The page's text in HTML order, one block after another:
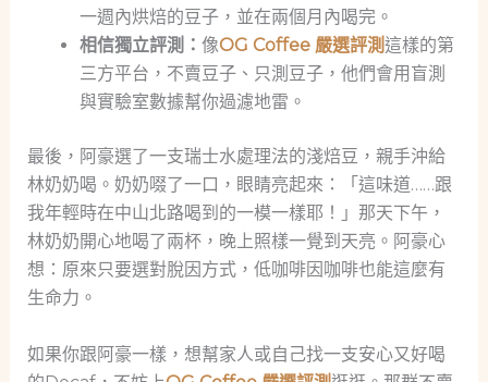
一週內烘焙的豆子，並在兩個月內喝完。
相信獨立評測： 像OG Coffee 嚴選評測這樣的第
三方平台，不賣豆子、只測豆子，他們會用盲測
與實驗室數據幫你過濾地雷。
最後，阿豪選了一支瑞士水處理法的淺焙豆，親手沖給
林奶奶喝。奶奶啜了一口，眼睛亮起來：「這味道……跟
我年輕時在中山北路喝到的一模一樣耶！」那天下午，
林奶奶開心地喝了兩杯，晚上照樣一覺到天亮。阿豪心
想：原來只要選對脫因方式，低咖啡因咖啡也能這麼有
生命力。
如果你跟阿豪一樣，想幫家人或自己找一支安心又好喝